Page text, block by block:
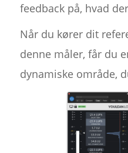
feedback på, hvad
Når du kører dit
denne måler, får du
dynamiske område,